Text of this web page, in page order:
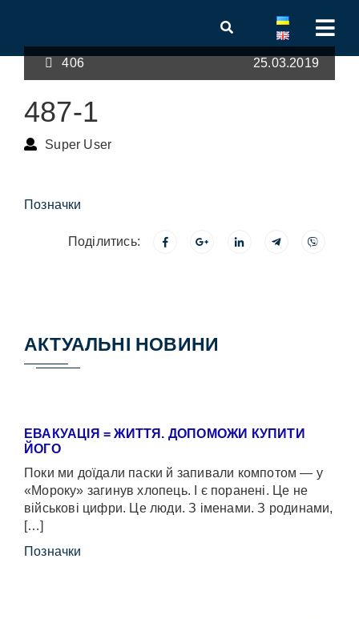
406 25.03.2019
487-1
Super User
Позначки
Поділитись:
АКТУАЛЬНІ НОВИНИ
ЕВАКУАЦІЯ = ЖИТТЯ. ДОПОМОЖИ КУПИТИ
ЙОГО
Поки ми доїдали паски й запивали компотом — у
«Мороку» загинув хлопець. І є поранені. Це не
військові цифри. Це люди. З іменами. З родинами,
[…]
Позначки